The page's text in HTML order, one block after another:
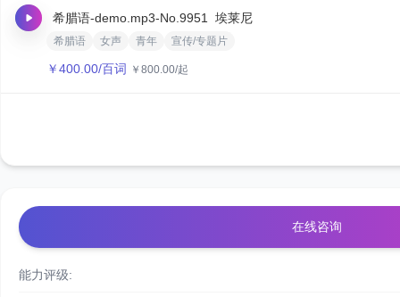
希腊语-demo.mp3-No.9951 埃莱尼
希腊语 女声 青年 宣传/专题片
￥400.00/百词 ￥ 800.00/起
在线咨询
能力评级: